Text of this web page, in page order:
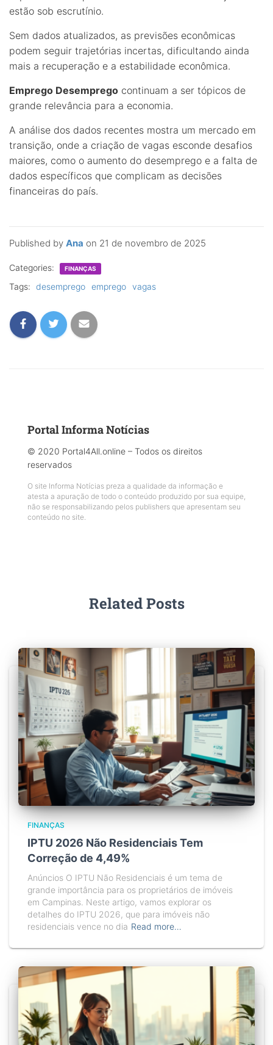
Published by Ana on 21 de novembro de 2025
estão sob escrutínio.
Sem dados atualizados, as previsões econômicas
podem seguir trajetórias incertas, dificultando ainda
mais a recuperação e a estabilidade econômica.
Emprego Desemprego continuam a ser tópicos de
grande relevância para a economia.
A análise dos dados recentes mostra um mercado em
transição, onde a criação de vagas esconde desafios
maiores, como o aumento do desemprego e a falta de
dados específicos que complicam as decisões
financeiras do país.
Categories: FINANÇAS
Tags: desemprego emprego vagas
Portal Informa Notícias
© 2020 Portal4All.online – Todos os direitos
reservados
O site Informa Notícias preza a qualidade da informação e
atesta a apuração de todo o conteúdo produzido por sua equipe,
não se responsabilizando pelos publishers que apresentam seu
conteúdo no site.
Related Posts
FINANÇAS
IPTU 2026 Não Residenciais Tem
Correção de 4,49%
Anúncios O IPTU Não Residenciais é um tema de
grande importância para os proprietários de imóveis
em Campinas. Neste artigo, vamos explorar os
detalhes do IPTU 2026, que para imóveis não
residenciais vence no dia Read more…